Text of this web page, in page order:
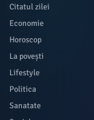
Citatul zilei
Economie
Horoscop
La povești
Lifestyle
Politica
Sanatate